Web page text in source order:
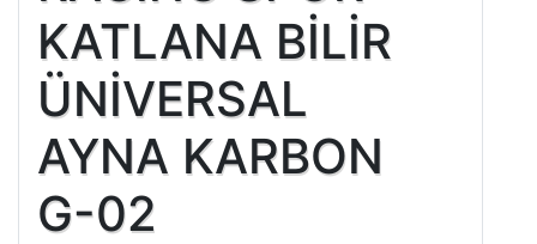
KATLANA BİLİR
ÜNİVERSAL
AYNA KARBON
G-02